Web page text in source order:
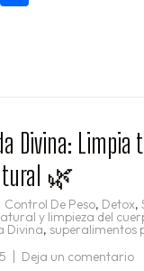
Divina:
🌿
Control De Peso, Detox,
y limpieza del
Divina, superalimentos
Deja un comentarioen